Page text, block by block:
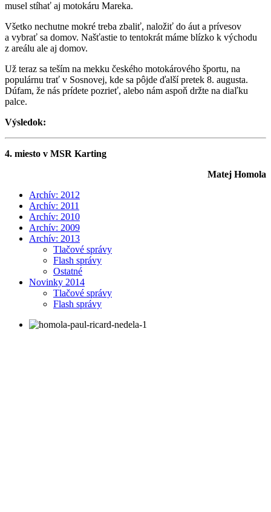
musel stíhať aj motokáru Mareka.
Všetko nechutne mokré treba zbaliť, naložiť do áut a prívesov
a vybrať sa domov. Našťastie to tentokrát máme blízko k východu
z areálu ale aj domov.
Už teraz sa teším na mekku českého motokárového športu, na
populárnu trať v Sosnovej, kde sa pôjde ďalší pretek 8. augusta.
Dúfam, že nás prídete pozrieť, alebo nám aspoň držte na diaľku
palce.
Výsledok:
4. miesto v MSR Karting
Matej Homola
Archív: 2012
Archív: 2011
Archív: 2010
Archív: 2009
Archív: 2013
Tlačové správy
Flash správy
Ostatné
Novinky 2014
Tlačové správy
Flash správy